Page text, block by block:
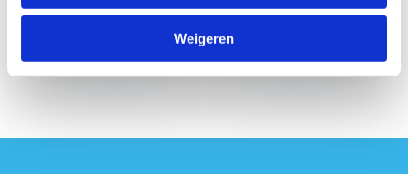
Weigeren